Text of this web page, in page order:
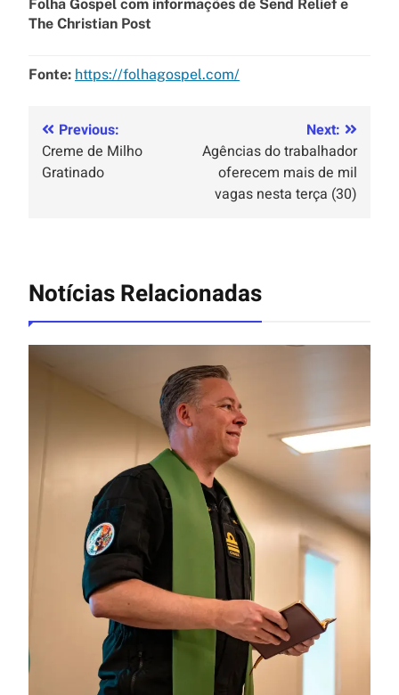
Folha Gospel com informações de Send Relief e
The Christian Post
Fonte: https://folhagospel.com/
Previous:
Creme de Milho
Gratinado
Next:
Agências do trabalhador
oferecem mais de mil
vagas nesta terça (30)
Notícias Relacionadas